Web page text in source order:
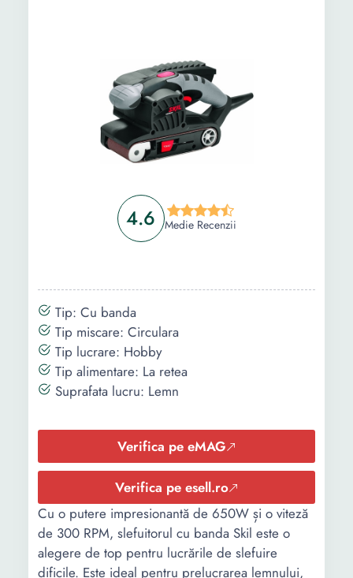
carbuni
1 x Sac de
colectare praf
aspiratie 4 m
P100 / P120 /
P240
Culoare
Rosu
Negru
Rosu
Negru
4.6 Medie Recenzii
Tip: Cu banda
Tip miscare: Circulara
Tip lucrare: Hobby
Tip alimentare: La retea
Suprafata lucru: Lemn
Verifica pe eMAG
Verifica pe esell.ro
Cu o putere impresionantă de 650W și o viteză
de 300 RPM, slefuitorul cu banda Skil este o
alegere de top pentru lucrările de slefuire
dificile. Este ideal pentru prelucrarea lemnului,